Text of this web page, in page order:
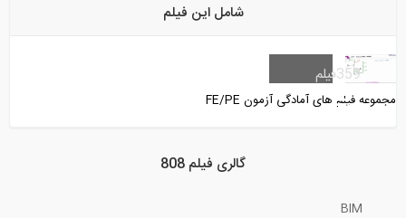
شامل این فیلم
مجموعه فیلم های آمادگی آزمون FE/PE
359فیلم
گالری فیلم 808
BIM